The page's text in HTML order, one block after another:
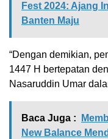
Fest 2024: Ajang
Banten Maju
“Dengan demikian,
1447 H bertepatan
Nasaruddin Umar
Baca Juga :
New Balance